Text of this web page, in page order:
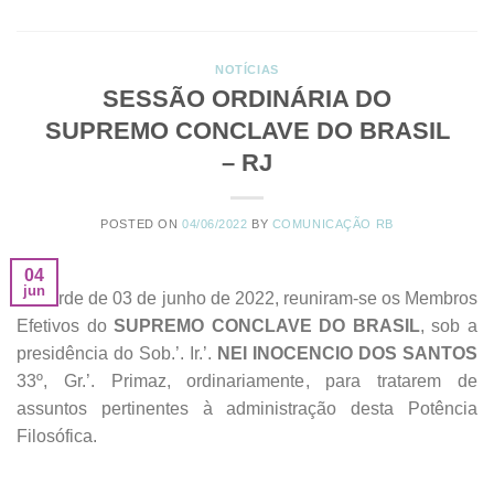
NOTÍCIAS
SESSÃO ORDINÁRIA DO
SUPREMO CONCLAVE DO BRASIL
– RJ
POSTED ON 04/06/2022 BY COMUNICAÇÃO RB
04
jun
Na tarde de 03 de junho de 2022, reuniram-se os Membros
Efetivos doSUPREMO CONCLAVE DO BRASIL, sob a
presidência do Sob.’. Ir.’. NEI INOCENCIO DOS SANTOS
33º, Gr.’. Primaz, ordinariamente, para tratarem de
assuntos pertinentes à administração desta Potência
Filosófica.